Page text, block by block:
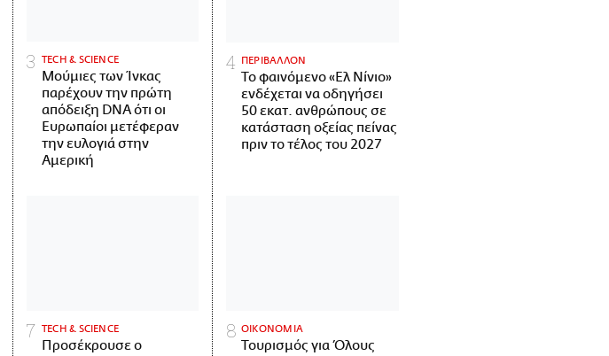
ΤECH & SCIENCE
Μούμιες των Ίνκας
παρέχουν την πρώτη
απόδειξη DNA ότι οι
Ευρωπαίοι μετέφεραν
την ευλογιά στην
Αμερική
ΠΕΡΙΒΑΛΛΟΝ
Το φαινόμενο «Ελ Νίνιο»
ενδέχεται να οδηγήσει
50 εκατ. ανθρώπους σε
κατάσταση οξείας πείνας
πριν το τέλος του 2027
ΤECH & SCIENCE
Προσέκρουσε ο
ΟΙΚΟΝΟΜΙΑ
Τουρισμός για Όλους